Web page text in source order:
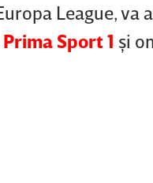
League, va
Prima Sport 1 şi